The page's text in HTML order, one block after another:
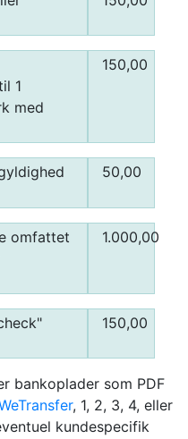
1
med
150,00
50,00
omfattet
1.000,00
150,00
bankoplader som PDF
, 1, 2, 3, 4, eller
kundespecifik